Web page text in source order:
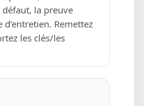
la preuve
d’entretien. Remettez
les clés/les